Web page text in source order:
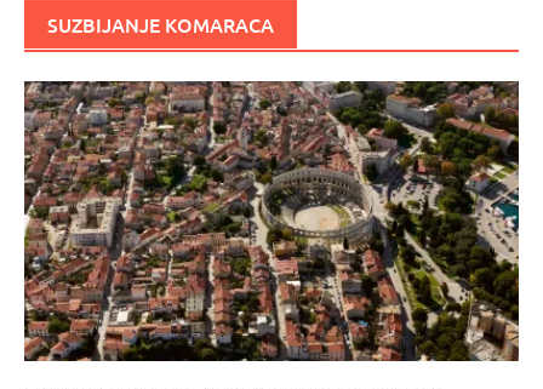
SUZBIJANJE KOMARACA